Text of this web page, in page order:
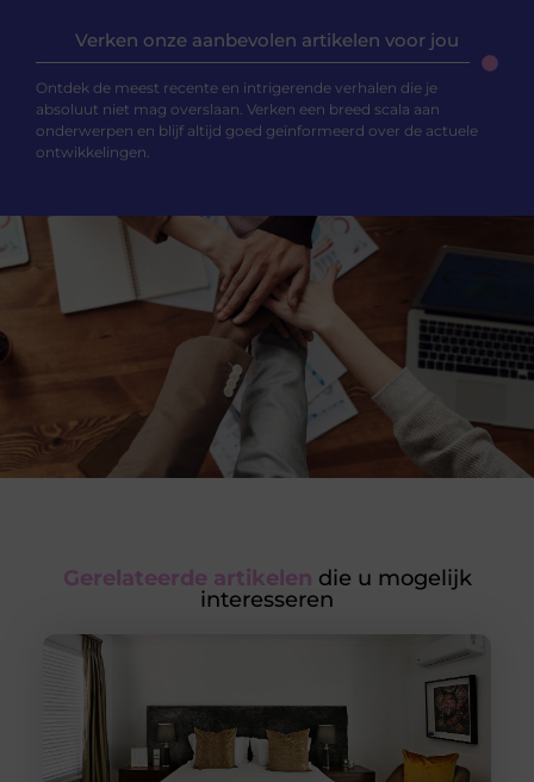
Verken onze aanbevolen artikelen voor jou
Ontdek de meest recente en intrigerende verhalen die je
absoluut niet mag overslaan. Verken een breed scala aan
onderwerpen en blijf altijd goed geïnformeerd over de actuele
ontwikkelingen.
Gerelateerde artikelen die u mogelijk
interesseren